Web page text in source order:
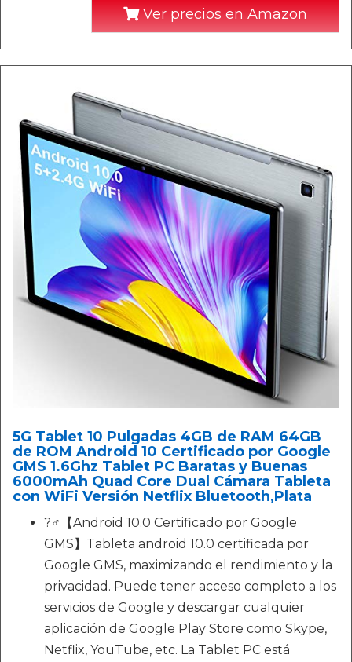
Ver precios en Amazon
5G Tablet 10 Pulgadas 4GB de RAM 64GB
de ROM Android 10 Certificado por Google
GMS 1.6Ghz Tablet PC Baratas y Buenas
6000mAh Quad Core Dual Cámara Tableta
con WiFi Versión Netflix Bluetooth,Plata
?‍♂️【Android 10.0 Certificado por Google
GMS】Tableta android 10.0 certificada por
Google GMS, maximizando el rendimiento y la
privacidad. Puede tener acceso completo a los
servicios de Google y descargar cualquier
aplicación de Google Play Store como Skype,
Netflix, YouTube, etc. La Tablet PC está